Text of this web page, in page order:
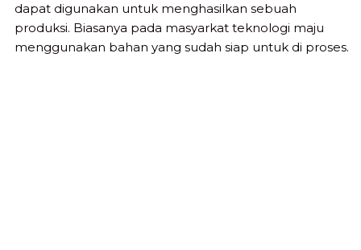
dapat digunakan untuk menghasilkan sebuah
produksi. Biasanya pada masyarkat teknologi maju
menggunakan bahan yang sudah siap untuk di proses.